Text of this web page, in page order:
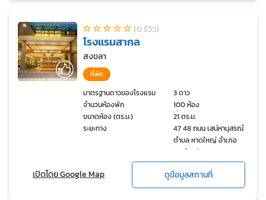
(0 รีวิว)
โรงแรมสากล
สงขลา
ที่พัก
มาตรฐานดาวของโรงแรม
3 ดาว
จำนวนห้องพัก
100 ห้อง
ขนาดห้อง (ตร.ม.)
21 ตร.ม.
ระยะทาง
47 48 ถนน เสน่หานุสรณ์
ตำบล หาดใหญ่ อำเภอ
หาดใหญ่ สงขลา 90110
เปิดโดย Google Map ดูข้อมูลสถานที่